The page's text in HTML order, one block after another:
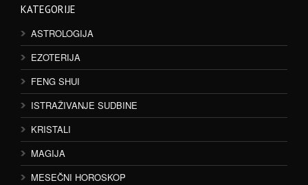
KATEGORIJE
ASTROLOGIJA
EZOTERIJA
FENG SHUI
ISTRAŽIVANJE SUDBINE
KRISTALI
MAGIJA
MESEČNI HOROSKOP